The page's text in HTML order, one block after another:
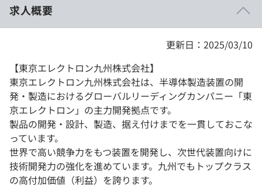
契約内容・クーポン
求人概要
更新日：2025/03/10
【東京エレクトロン九州株式会社】
東京エレクトロン九州株式会社は、半導体製造装置の開
発・製造におけるグローバルリーディングカンパニー「東
京エレクトロン」の主力開発拠点です。
製品の開発・設計、製造、据え付けまでを一貫しておこな
っています。
世界で高い競争力をもつ装置を開発し、次世代装置向けに
技術開発力の強化を進めています。九州でもトップクラス
の高付加価値（利益）を誇ります。